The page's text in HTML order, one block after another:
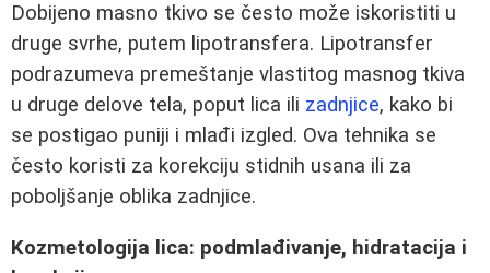
Dobijeno masno tkivo se često može iskoristiti u
druge svrhe, putem lipotransfera. Lipotransfer
podrazumeva premeštanje vlastitog masnog tkiva
u druge delove tela, poput lica ili zadnjice, kako bi
se postigao puniji i mlađi izgled. Ova tehnika se
često koristi za korekciju stidnih usana ili za
poboljšanje oblika zadnjice.
Kozmetologija lica: podmlađivanje, hidratacija i